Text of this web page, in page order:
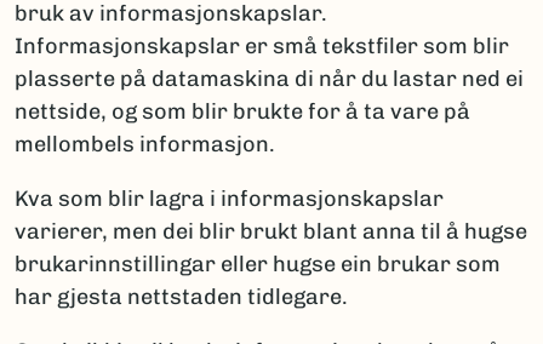
bruk av informasjonskapslar.
Informasjonskapslar er små tekstfiler som blir
plasserte på datamaskina di når du lastar ned ei
nettside, og som blir brukte for å ta vare på
mellombels informasjon.
Kva som blir lagra i informasjonskapslar
varierer, men dei blir brukt blant anna til å hugse
brukarinnstillingar eller hugse ein brukar som
har gjesta nettstaden tidlegare.